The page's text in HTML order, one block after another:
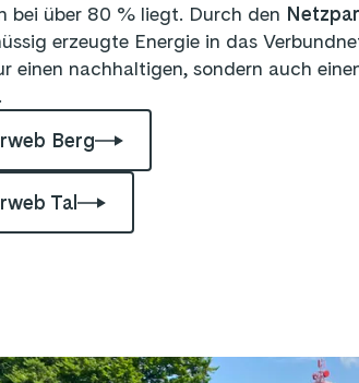
bei über 80 % liegt. Durch den
erzeugte Energie in das
einen nachhaltigen, sondern auch
Berg
Tal